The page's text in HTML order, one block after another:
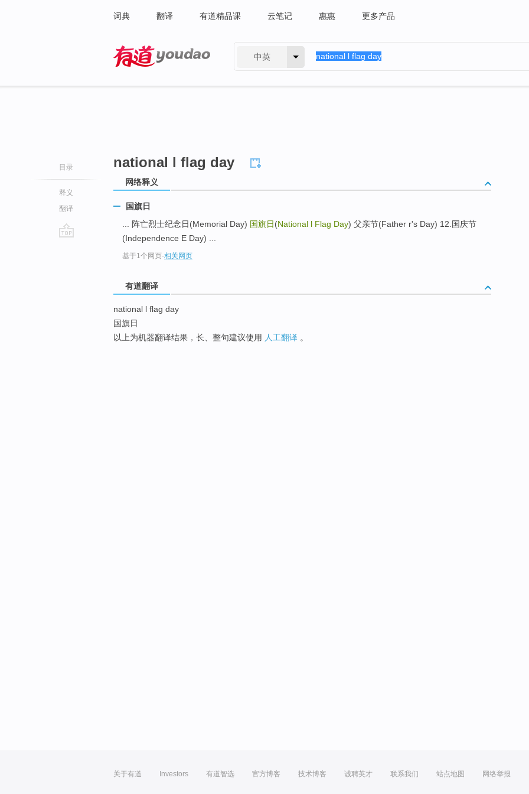
词典 翻译 有道精品课 云笔记 惠惠 更多产品
中英
目录
释义
翻译
national l flag day
网络释义
国旗日
... 阵亡烈士纪念日(Memorial Day) 国旗日(National l Flag Day) 父亲节(Father r's Day) 12.国庆节
(Independence E Day) ...
基于1个网页-相关网页
有道翻译
national l flag day
国旗日
以上为机器翻译结果，长、整句建议使用 人工翻译 。
关于有道 Investors 有道智选 官方博客 技术博客 诚聘英才 联系我们 站点地图 网络举报